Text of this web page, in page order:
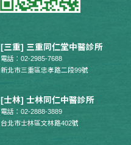
[三重] 三重同仁堂中醫診所
電話：02-2985-7688
新北市三重區忠孝路二段99號
[士林] 士林同仁中醫診所
電話：02-2888-3889
台北市士林區文林路402號